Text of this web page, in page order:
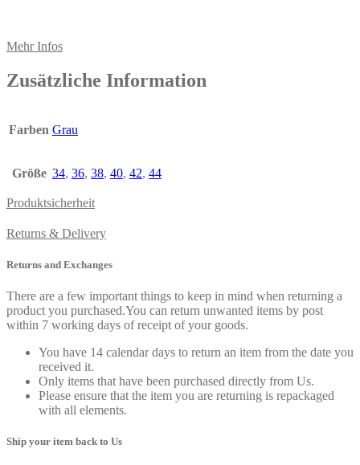
Mehr Infos
Zusätzliche Information
Farben Grau
Größe 34, 36, 38, 40, 42, 44
Produktsicherheit
Returns & Delivery
Returns and Exchanges
There are a few important things to keep in mind when returning a
product you purchased.You can return unwanted items by post
within 7 working days of receipt of your goods.
You have 14 calendar days to return an item from the date you
received it.
Only items that have been purchased directly from Us.
Please ensure that the item you are returning is repackaged
with all elements.
Ship your item back to Us